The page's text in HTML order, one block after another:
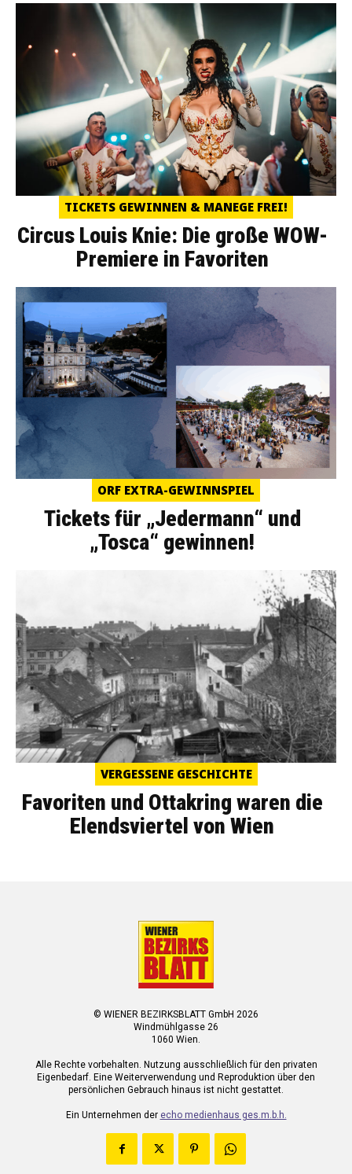
TICKETS GEWINNEN & MANEGE FREI!
Circus Louis Knie: Die große WOW-
Premiere in Favoriten
ORF EXTRA-GEWINNSPIEL
Tickets für „Jedermann“ und
„Tosca“ gewinnen!
VERGESSENE GESCHICHTE
Favoriten und Ottakring waren die
Elendsviertel von Wien
© WIENER BEZIRKSBLATT GmbH 2026
Windmühlgasse 26
1060 Wien.
Alle Rechte vorbehalten. Nutzung ausschließlich für den privaten
Eigenbedarf. Eine Weiterverwendung und Reproduktion über den
persönlichen Gebrauch hinaus ist nicht gestattet.
Ein Unternehmen der echo medienhaus ges.m.b.h.